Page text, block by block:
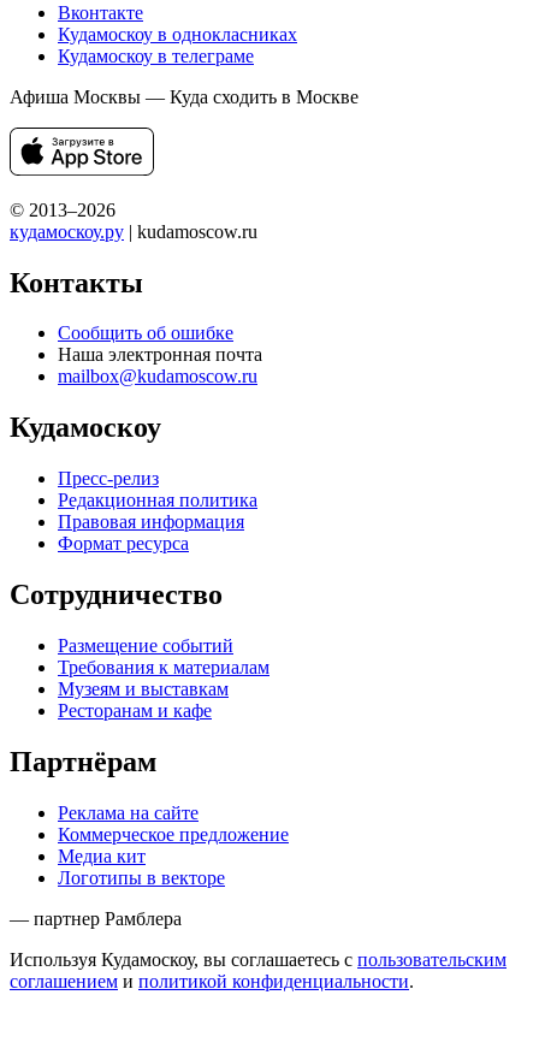
Вконтакте
Кудамоскоу в однокласниках
Кудамоскоу в телеграме
Афиша Москвы — Куда сходить в Москве
© 2013–2026
кудамоскоу.ру | kudamoscow.ru
Контакты
Сообщить об ошибке
Наша электронная почта
mailbox@kudamoscow.ru
Кудамоскоу
Пресс-релиз
Редакционная политика
Правовая информация
Формат ресурса
Сотрудничество
Размещение событий
Требования к материалам
Музеям и выставкам
Ресторанам и кафе
Партнёрам
Реклама на сайте
Коммерческое предложение
Медиа кит
Логотипы в векторе
— партнер Рамблера
Используя Кудамоскоу, вы соглашаетесь с пользовательским
соглашением и политикой конфиденциальности.